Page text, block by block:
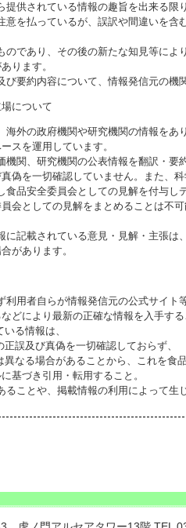
供されている情報の趣旨を出来る限
を払っているが、誤訳や間違いを
であり、その後の新たな知見等に
ります。
要約内容について、情報発信元の機
について
外の政府機関や研究機関の情報を
スを運用しています。
関、研究機関の公表情報を翻訳・
偽を一切確認していません。また、
品安全委員会としての見解を付与
会としての見解をまとめることは不
記載されている意見・見解・主張は
があります。
用者自らが情報発信元の公式サイ
どにより最新の正確な情報を入手する
る情報は、
及び真偽を一切確認しておらず、
る場合があることから、これを食
基づき引用・転用すること。
ことや、掲載情報の利用によって